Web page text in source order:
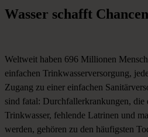
Wasser schafft Chancen
Weltweit haben 696 Millionen
einfachen Trinkwasserversorgung,
Zugang zu einer einfachen
sind fatal: Durchfallerkrankungen, die
Trinkwasser, fehlende Latrinen und
werden, gehören zu den häufigsten